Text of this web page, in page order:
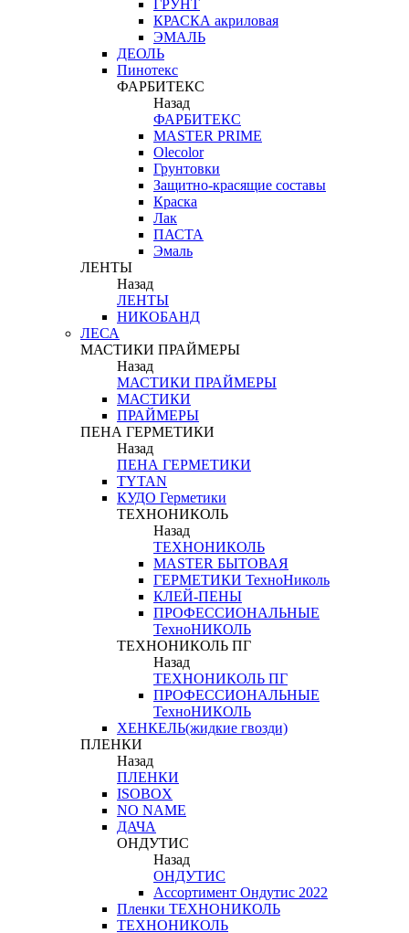
ГРУНТ
КРАСКА акриловая
ЭМАЛЬ
ДЕОЛЬ
Пинотекс
ФАРБИТЕКС
Назад
ФАРБИТЕКС
MASTER PRIME
Olecolor
Грунтовки
Защитно-красящие составы
Краска
Лак
ПАСТА
Эмаль
ЛЕНТЫ
Назад
ЛЕНТЫ
НИКОБАНД
ЛЕСА
МАСТИКИ ПРАЙМЕРЫ
Назад
МАСТИКИ ПРАЙМЕРЫ
МАСТИКИ
ПРАЙМЕРЫ
ПЕНА ГЕРМЕТИКИ
Назад
ПЕНА ГЕРМЕТИКИ
TYTAN
КУДО Герметики
ТЕХНОНИКОЛЬ
Назад
ТЕХНОНИКОЛЬ
MASTER БЫТОВАЯ
ГЕРМЕТИКИ ТехноНиколь
КЛЕЙ-ПЕНЫ
ПРОФЕССИОНАЛЬНЫЕ
ТехноНИКОЛЬ
ТЕХНОНИКОЛЬ ПГ
Назад
ТЕХНОНИКОЛЬ ПГ
ПРОФЕССИОНАЛЬНЫЕ
ТехноНИКОЛЬ
ХЕНКЕЛЬ(жидкие гвозди)
ПЛЕНКИ
Назад
ПЛЕНКИ
ISOBOX
NO NAME
ДАЧА
ОНДУТИС
Назад
ОНДУТИС
Ассортимент Ондутис 2022
Пленки ТЕХНОНИКОЛЬ
ТЕХНОНИКОЛЬ